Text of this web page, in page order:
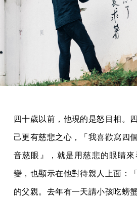
四十歲以前，他現的是怒目相。
己更有慈悲之心，「我喜歡寫四
音慈眼』，就是用慈悲的眼睛
變，也顯示在他對待親人上面：
的父親。去年有一天請小孩吃螃